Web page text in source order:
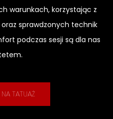
warunkach, korzystając z
sprawdzonych technik
podczas sesji są dla nas
TATUAŻ